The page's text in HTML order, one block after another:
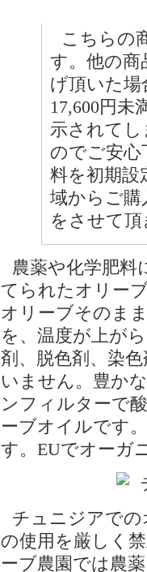
こちらの
す。他の商
げ頂いた
17,600円未
示されて
のでご安心
料を初期設
域からご購
をさせて
農薬や化学肥料
てられたオリー
オリーブそのま
を、温度が上が
剤、脱色剤、染
いません。豊か
ンフィルターで
ーブオイルです
す。EUでオーガ
チュニジアでの
の使用を厳しく
ーブ農園では農